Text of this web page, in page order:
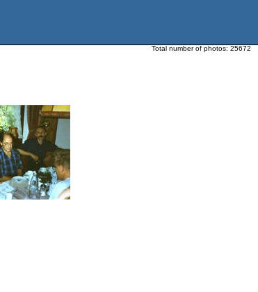
Total number of photos: 25672